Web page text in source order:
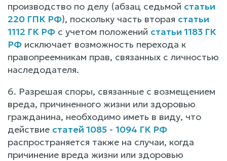
производство по делу (абзац седьмой статьи
220 ГПК РФ), поскольку часть вторая статьи
1112 ГК РФ с учетом положений статьи 1183 ГК
РФ исключает возможность перехода к
правопреемникам прав, связанных с личностью
наследодателя.
6. Разрешая споры, связанные с возмещением
вреда, причиненного жизни или здоровью
гражданина, необходимо иметь в виду, что
действие статей 1085 - 1094 ГК РФ
распространяется также на случаи, когда
причинение вреда жизни или здоровью